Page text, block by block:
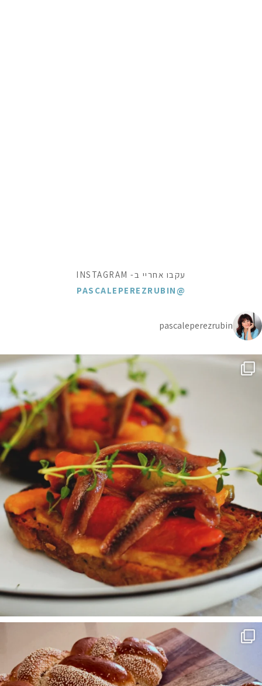
עקבו אחריי ב- INSTAGRAM
@PASCALEPEREZRUBIN
pascaleperezrubin